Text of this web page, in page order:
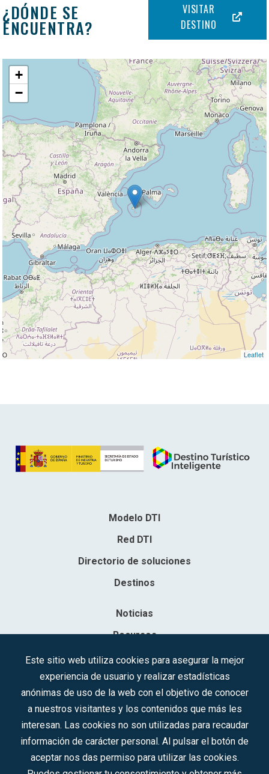
¿DÓNDE SE
ENCUENTRA?
VISITAR
DESTINO
+
−
Leaflet
Modelo DTI
Red DTI
Directorio de soluciones
Destinos
Noticias
Recursos
Contacto
Sociedad Mercantil Estatal para la Gestión de la Innovación y las
Inscrita en el R.M. de Madrid, T, 12593, Se. 8, F. 129, H. 201.307.
C.I.F.: A-81/874.984
Síguenos en redes sociales:
Este sitio web utiliza cookies para asegurar la mejor
experiencia de usuario y realizar estadísticas
anónimas de uso de la web con el objetivo de conocer
a nuestros visitantes y los contenidos que más les
interesan. Las cookies no son utilizadas para recaudar
información de carácter personal. Al pulsar el botón de
aceptar nos das permiso para utilizar las cookies.